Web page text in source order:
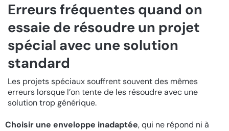
Erreurs fréquentes quand on
essaie de résoudre un projet
spécial avec une solution
standard
Les projets spéciaux souffrent souvent des mêmes
erreurs lorsque l’on tente de les résoudre avec une
solution trop générique.
Choisir une enveloppe inadaptée, qui ne répond ni à